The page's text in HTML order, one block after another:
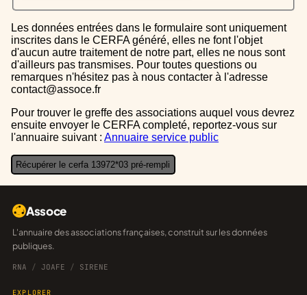
Les données entrées dans le formulaire sont uniquement
inscrites dans le CERFA généré, elles ne font l'objet
d'aucun autre traitement de notre part, elles ne nous sont
d'ailleurs pas transmises. Pour toutes questions ou
remarques n'hésitez pas à nous contacter à l'adresse
contact@assoce.fr
Pour trouver le greffe des associations auquel vous devrez
ensuite envoyer le CERFA completé, reportez-vous sur
l'annuaire suivant : Annuaire service public
Récupérer le cerfa 13972*03 pré-rempli
Assoce
L'annuaire des associations françaises, construit sur les données
publiques.
RNA / JOAFE / SIRENE
EXPLORER